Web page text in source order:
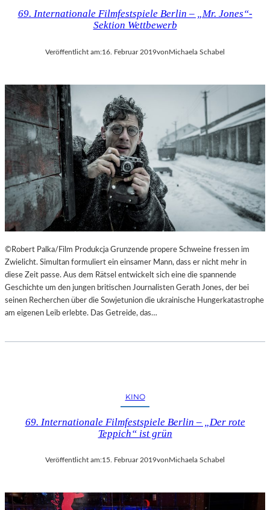
69. Internationale Filmfestspiele Berlin – „Mr. Jones“-
Sektion Wettbewerb
Veröffentlicht am:16. Februar 2019vonMichaela Schabel
©Robert Palka/Film Produkcja Grunzende propere Schweine fressen im
Zwielicht. Simultan formuliert ein einsamer Mann, dass er nicht mehr in
diese Zeit passe. Aus dem Rätsel entwickelt sich eine die spannende
Geschichte um den jungen britischen Journalisten Gerath Jones, der bei
seinen Recherchen über die Sowjetunion die ukrainische Hungerkatastrophe
am eigenen Leib erlebte. Das Getreide, das…
KINO
69. Internationale Filmfestspiele Berlin – „Der rote
Teppich“ ist grün
Veröffentlicht am:15. Februar 2019vonMichaela Schabel